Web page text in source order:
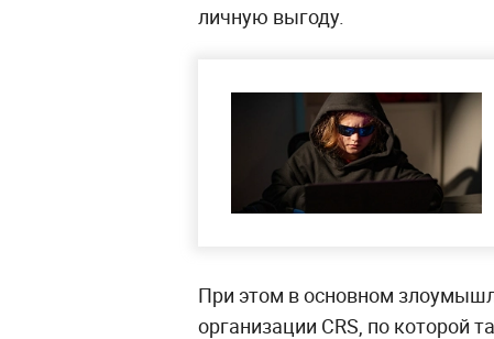
личную выгоду.
При этом в основном
организации CRS, по которой